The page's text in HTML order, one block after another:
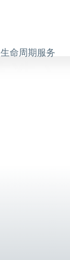
生命周期服务